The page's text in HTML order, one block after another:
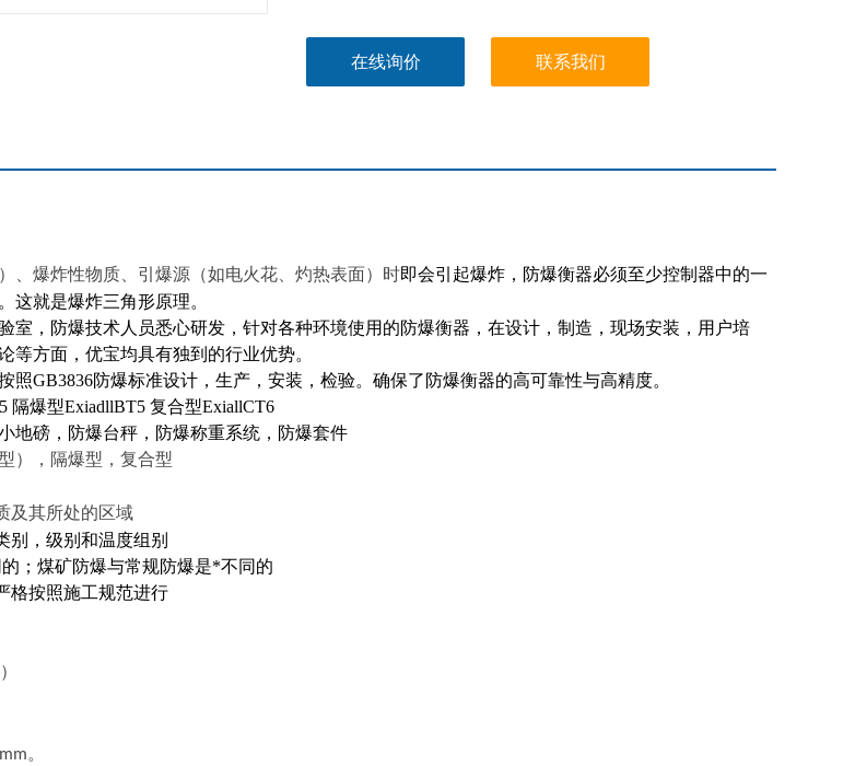
在线询价 联系我们
） 、爆炸性物质、引爆源 （如电火花、灼热表面） 时即会引起爆炸，防爆衡器必须至少控制器中的一
这就是爆炸三角形原理。
室，防爆技术人员悉心研发，针对各种环境使用的防爆衡器，在设计，制造，现场安装，用户培
等方面，优宝均具有独到的行业优势。
照GB3836防爆标准设计，生产，安装，检验。确保了防爆衡器的高可靠性与高精度。
隔爆型ExiadllBT5 复合型ExiallCT6
地磅，防爆台秤，防爆称重系统，防爆套件
）
，隔爆型，复合型
及其所处的区域
别，级别和温度组别
；煤矿防爆与常规防爆是*不同的
格按照施工规范进行
。